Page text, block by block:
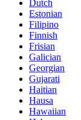
Dutch
Estonian
Filipino
Finnish
Frisian
Galician
Georgian
Gujarati
Haitian
Hausa
Hawaiian